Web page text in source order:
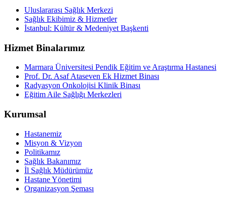
Uluslararası Sağlık Merkezi
Sağlık Ekibimiz & Hizmetler
İstanbul: Kültür & Medeniyet Başkenti
Hizmet Binalarımız
Marmara Üniversitesi Pendik Eğitim ve Araştırma Hastanesi
Prof. Dr. Asaf Ataseven Ek Hizmet Binası
Radyasyon Onkolojisi Klinik Binası
Eğitim Aile Sağlığı Merkezleri
Kurumsal
Hastanemiz
Misyon & Vizyon
Politikamız
Sağlık Bakanımız
İl Sağlık Müdürümüz
Hastane Yönetimi
Organizasyon Şeması